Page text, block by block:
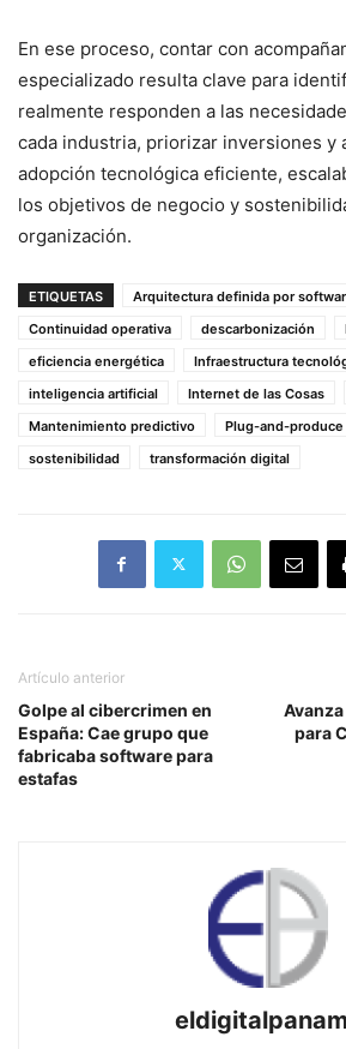
En ese proceso, contar con
especializado resulta clave para
realmente responden a las
cada industria, priorizar inversiones y
adopción tecnológica eficiente,
los objetivos de negocio y
organización.
ETIQUETAS Arquitectura definida por
Continuidad operativa
descarbonización
eficiencia energética
Infraestructura
inteligencia artificial
Internet de las Cosas
Mantenimiento predictivo
Plug-and-produce
sostenibilidad
transformación digital
Artículo anterior
Golpe al cibercrimen en
España: Cae grupo que
fabricaba software para
estafas
para